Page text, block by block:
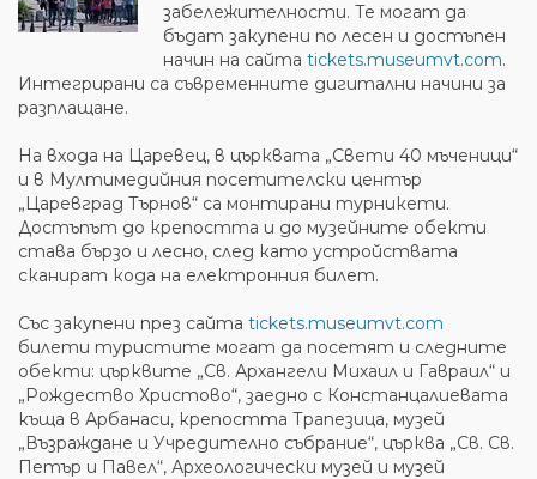
забележителности. Те могат да
бъдат закупени по лесен и достъпен
начин на сайта tickets.museumvt.com.
Интегрирани са съвременните дигитални начини за
разплащане.
На входа на Царевец, в църквата „Свети 40 мъченици“
и в Мултимедийния посетителски център
„Царевград Търнов“ са монтирани турникети.
Достъпът до крепостта и до музейните обекти
става бързо и лесно, след като устройствата
сканират кода на електронния билет.
Със закупени през сайта tickets.museumvt.com
билети туристите могат да посетят и следните
обекти: църквите „Св. Архангели Михаил и Гавраил“ и
„Рождество Христово“, заедно с Констанцалиевата
къща в Арбанаси, крепостта Трапезица, музей
„Възраждане и Учредително събрание“, църква „Св. Св.
Петър и Павел“, Археологически музей и музей